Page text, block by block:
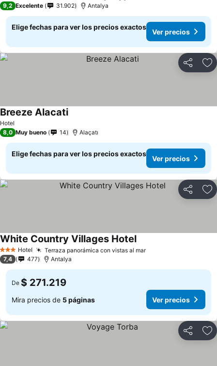
9,2 Excelente 31.902 Antalya
Elige fechas para ver los precios exactos
Ver precios
Compartir
Hotel
Breeze Alacati
8,0 Muy bueno 14 Alaçatı
Elige fechas para ver los precios exactos
Ver precios
Compartir
3 Estrellas
Hotel Terraza panorámica con vistas al mar
White Country Villages Hotel
7,4 477 Antalya
De $ 271.219
Mira precios de 5 páginas Ver precios
Compartir